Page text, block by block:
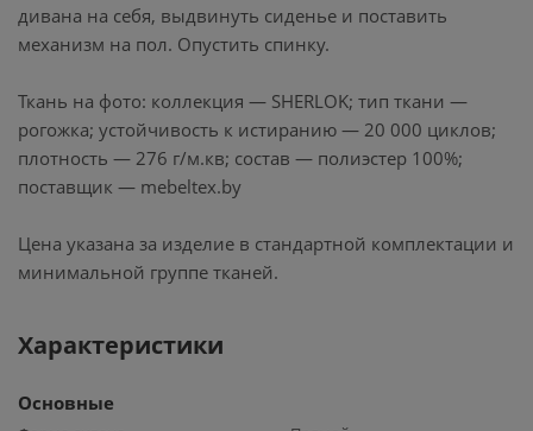
дивана на себя, выдвинуть сиденье и поставить
механизм на пол. Опустить спинку.
Ткань на фото: коллекция — SHERLOK; тип ткани —
рогожка; устойчивость к истиранию — 20 000 циклов;
плотность — 276 г/м.кв; состав — полиэстер 100%;
поставщик — mebeltex.by
Цена указана за изделие в стандартной комплектации и
минимальной группе тканей.
Характеристики
Основные